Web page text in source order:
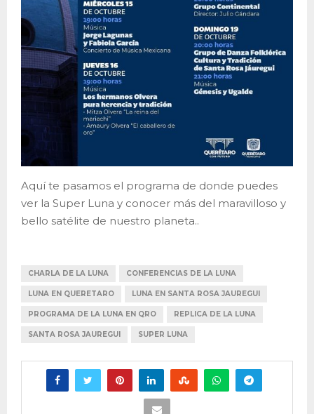
Aquí te pasamos el programa de donde puedes
ver la Super Luna y conocer más del maravilloso y
bello satélite de nuestro planeta..
CHARLA DE LA LUNA CONFERENCIAS DE LA LUNA
LUNA EN QUERETARO LUNA EN SANTA ROSA JAUREGUI
PROGRAMA DE LA LUNA EN QRO REPLICA DE LA LUNA
SANTA ROSA JAUREGUI SUPER LUNA